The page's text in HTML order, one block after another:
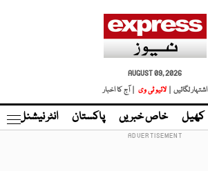
AUGUST 09, 2026
اشتہار لگائیں |
لائیو ٹی وی | آج کا اخبار
کھیل خاص خبریں پاکستان انٹر نیشنل